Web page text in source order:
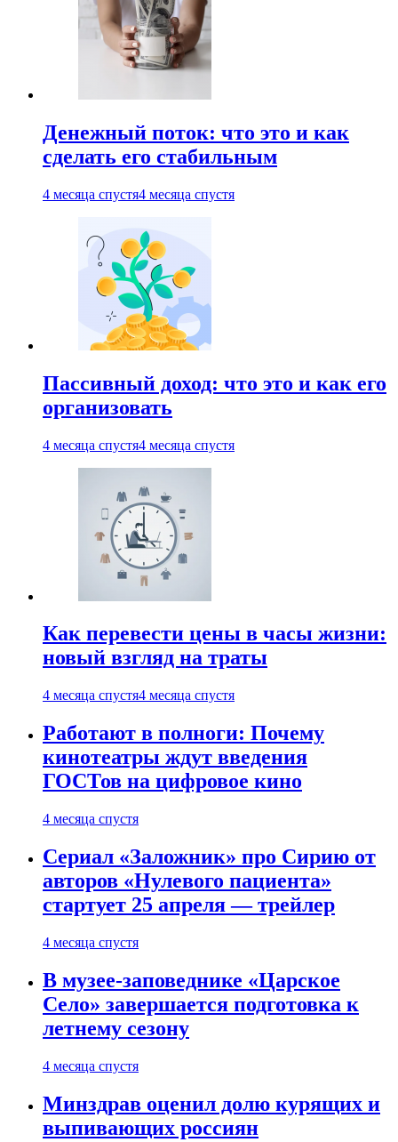
Денежный поток: что это и как
сделать его стабильным
4 месяца спустя4 месяца спустя
Пассивный доход: что это и как его
организовать
4 месяца спустя4 месяца спустя
Как перевести цены в часы жизни:
новый взгляд на траты
4 месяца спустя4 месяца спустя
Работают в полноги: Почему
кинотеатры ждут введения
ГОСТов на цифровое кино
4 месяца спустя
Сериал «Заложник» про Сирию от
авторов «Нулевого пациента»
стартует 25 апреля — трейлер
4 месяца спустя
В музее-заповеднике «Царское
Село» завершается подготовка к
летнему сезону
4 месяца спустя
Минздрав оценил долю курящих и
выпивающих россиян